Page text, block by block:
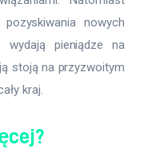
nowych
wydają pieniądze na
stoją na przyzwoitym
kraj.